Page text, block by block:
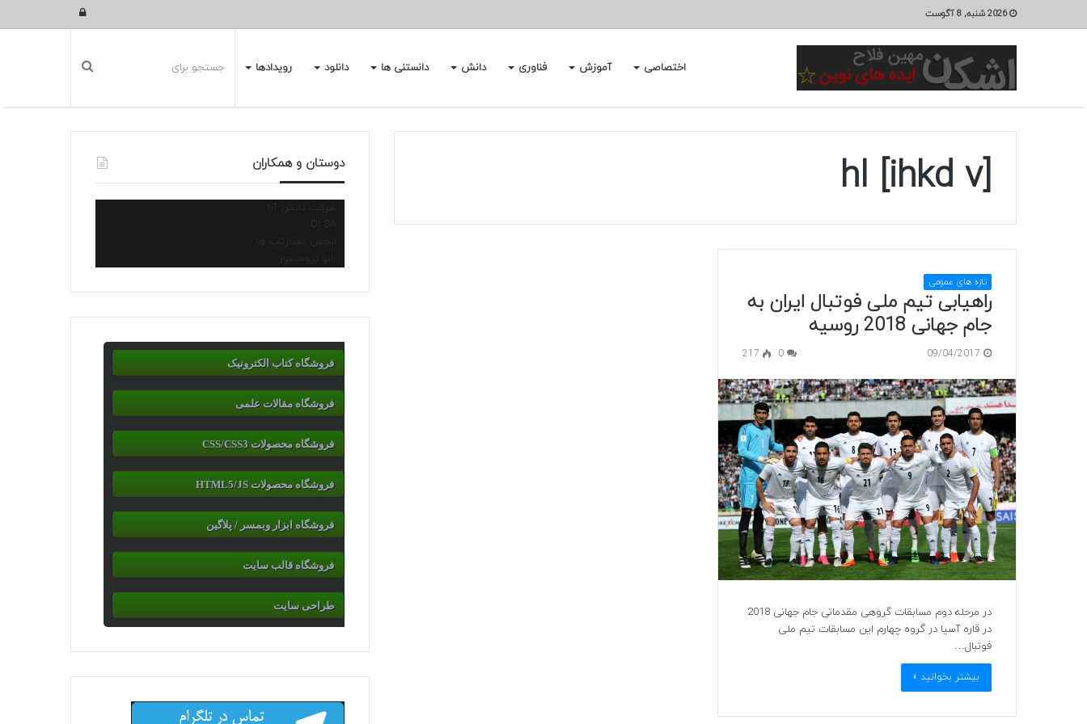
2026 شنبه, 8 آگوست ورود
اختصاصی آموزش فناوری دانش دانستنی ها دانلود رویدادها
[hl [ihkd v
تازه های عمومی
راهیابی تیم ملی فوتبال ایران به
جام جهانی 2018 روسیه
09/04/2017
0
217
در مرحله دوم مسابقات گروهی مقدماتی جام جهانی 2018
در قاره آسیا در گروه چهارم این مسابقات تیم ملی
فوتبال…
بیشتر بخوانید »
دوستان و همکاران
شرکت دانش آرا
انجمن استارتاپ ها
نانو پروسسور
فروشگاه کتاب الکترونیک
فروشگاه مقالات علمی
فروشگاه محصولات CSS/CSS3
فروشگاه محصولات HTML5/JS
فروشگاه ابزار وبمسر / پلاگین
فروشگاه قالب سایت
طراحی سایت